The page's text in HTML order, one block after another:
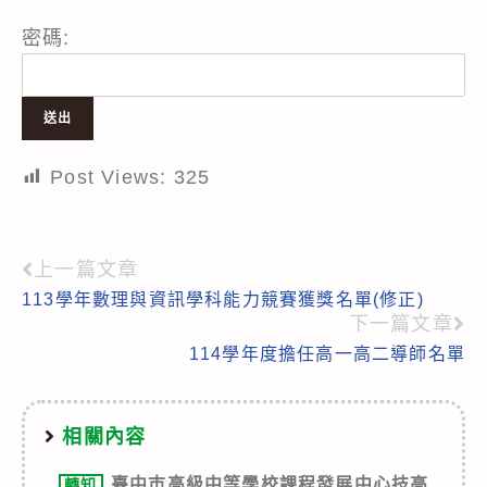
密碼:
Post Views: 325
Read
more
上一篇文章
113學年數理與資訊學科能力競賽獲獎名單(修正)
下一篇文章
114學年度擔任高一高二導師名單
相關內容